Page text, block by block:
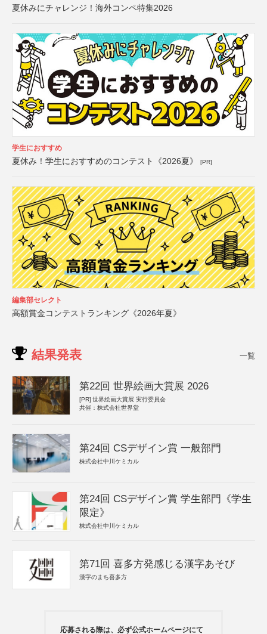
夏休みにチャレンジ！海外コンペ特集2026
学生におすすめ
夏休み！学生におすすめのコンテスト《2026夏》 [PR]
編集部セレクト
高額賞金コンテストランキング《2026年夏》
結果発表 一覧
第22回 世界絵画大賞展 2026
[PR] 世界絵画大賞展 実行委員会
共催：株式会社世界堂
第24回 CSデザイン賞 一般部門
株式会社中川ケミカル
第24回 CSデザイン賞 学生部門《学生
限定》
株式会社中川ケミカル
第71回 喜多方発感じる漢字あそび
漢字のまち喜多方
応募される際は、必ず公式ホームページにて